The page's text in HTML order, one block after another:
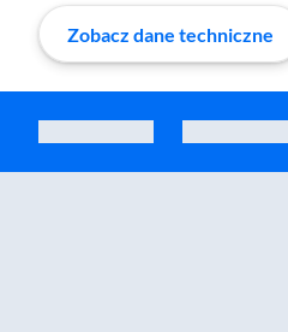
Zobacz dane techniczne